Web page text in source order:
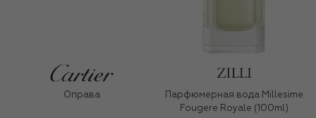
Оправа
Парфюмерная вода Millesime
Fougere Royale (100ml)